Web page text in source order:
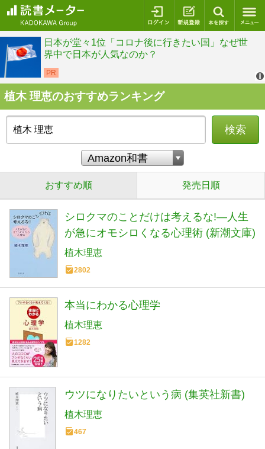
ログイン 新規登録
植木 理恵のおすすめランキング
検索
おすすめ順 発売日順
シロクマのことだけは考えるな!―人生
が急にオモシロくなる心理術 (新潮文庫)
植木理恵
2802
本当にわかる心理学
植木理恵
1282
ウツになりたいという病 (集英社新書)
植木理恵
467